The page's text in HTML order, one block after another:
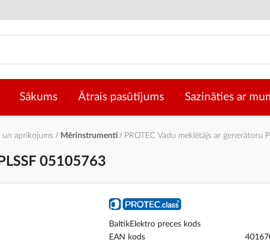
Sākums Ātrais pasūtījums Sazināties ar
un aprīkojums Mērinstrumenti PROTEC Vadu meklētājs ar ģenerātoru
05105763
BaltikElektro preces kods
EAN kods